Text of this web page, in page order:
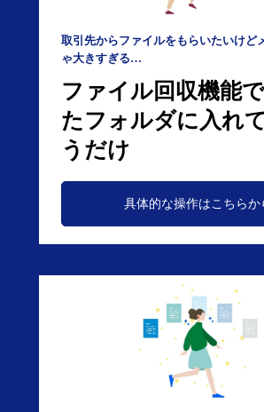
取引先からファイルをもらいたいけど
ゃ大きすぎる…
ファイル回収機能
たフォルダに入れ
うだけ
具体的な操作はこちらか